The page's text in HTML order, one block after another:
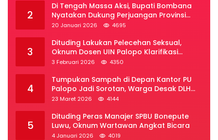
2
Di Tengah Massa Aksi, Bupati Bombana
Nyatakan Dukung Perjuangan Provinsi
Luwu Raya
20 Januari 2026 4695
3
Dituding Lakukan Pelecehan Seksual,
Oknum Dosen UIN Palopo Klarifikasi
Kronologi
3 Februari 2026 4350
4
Tumpukan Sampah di Depan Kantor PU
Palopo Jadi Sorotan, Warga Desak DLH
Segera Bertindak
23 Maret 2026 4144
5
Dituding Peras Manajer SPBU Bonepute
Luwu, Oknum Wartawan Angkat Bicara
4 Januari 2026 4019